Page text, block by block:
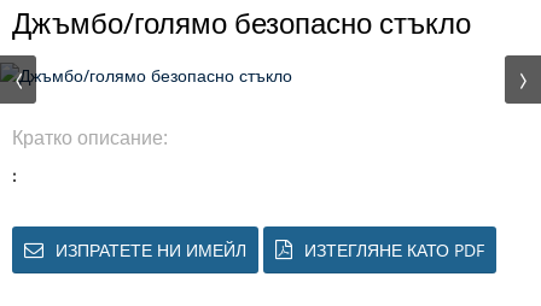
Джъмбо/голямо безопасно стъкло
Кратко описание:
:
ИЗПРАТЕТЕ НИ ИМЕЙЛ ИЗТЕГЛЯНЕ КАТО PDF